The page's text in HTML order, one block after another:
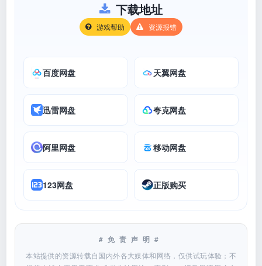
下载地址
游戏帮助 资源报错
百度网盘 天翼网盘
迅雷网盘 夸克网盘
阿里网盘 移动网盘
123网盘 正版购买
#免责声明#
本站提供的资源转载自国内外各大媒体和网络，仅供试玩体验；不